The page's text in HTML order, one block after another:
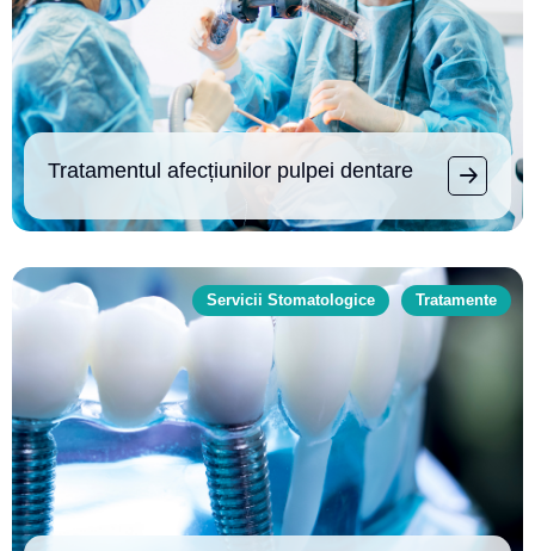
Tratamentul afecțiunilor pulpei dentare
Servicii Stomatologice Tratamente